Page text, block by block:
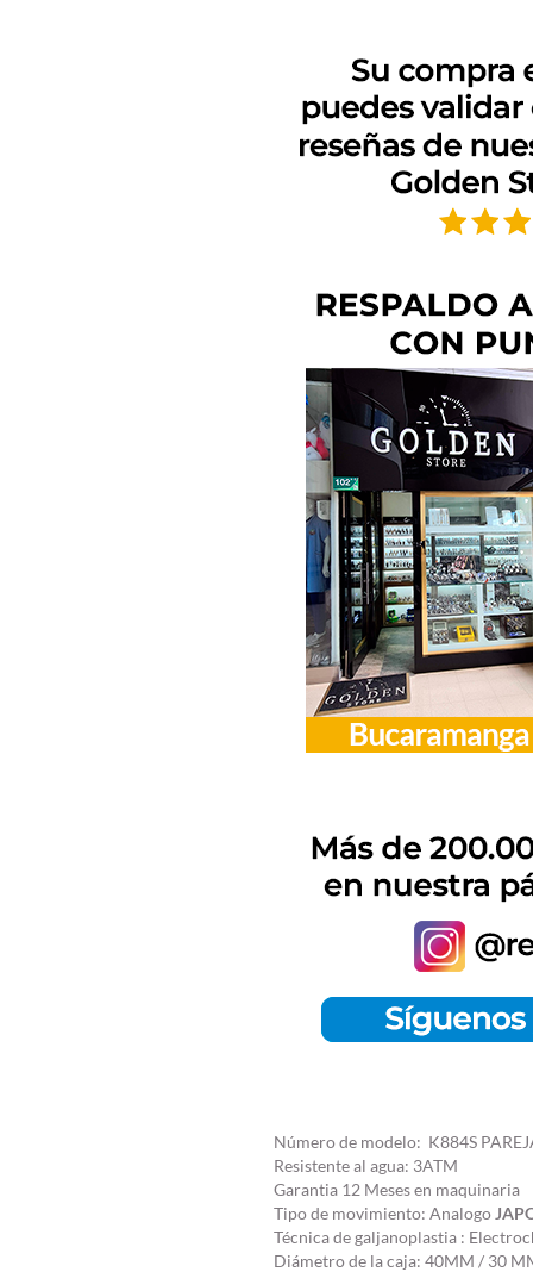
Número de modelo: K884S
Resistente al agua: 3ATM
Garantia 12 Meses en maquinaria
Tipo de movimiento: Analogo
Técnica de galjanoplastia :
Diámetro de la caja: 40MM / 30